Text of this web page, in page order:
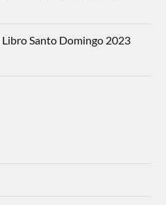
Santo Domingo 2023